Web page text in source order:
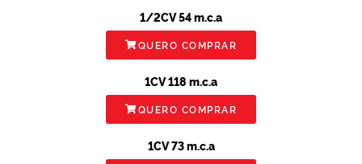
1/2CV 54 m.c.a
QUERO COMPRAR
1CV 118 m.c.a
QUERO COMPRAR
1CV 73 m.c.a